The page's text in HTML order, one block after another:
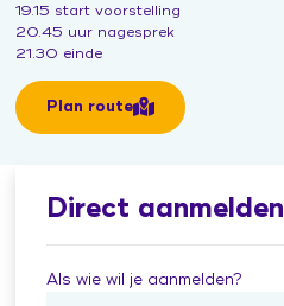
19.15 start voorstelling
20.45 uur nagesprek
21.30 einde
Plan route
Direct aanmelden
Als wie wil je aanmelden?